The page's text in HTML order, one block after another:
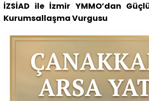
İZSİAD ile İzmir YMMO’dan
Kurumsallaşma Vurgusu